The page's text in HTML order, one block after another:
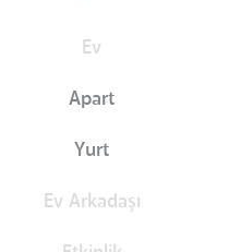
Ev
Apart
Yurt
Ev Arkadaşı